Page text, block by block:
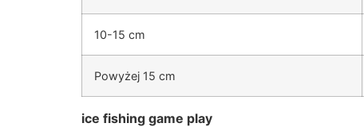
10-15 cm
Powyżej 15 cm
ice fishing game play